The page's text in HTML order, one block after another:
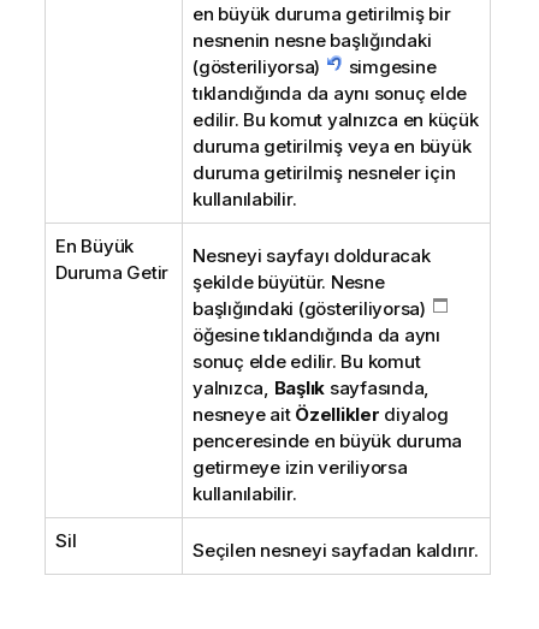
en büyük duruma getirilmiş bir
nesnenin nesne başlığındaki
(gösteriliyorsa)
simgesine
tıklandığında da aynı sonuç elde
edilir. Bu komut yalnızca en küçük
duruma getirilmiş veya en büyük
duruma getirilmiş nesneler için
kullanılabilir.
En Büyük
Duruma Getir
Nesneyi sayfayı dolduracak
şekilde büyütür. Nesne
başlığındaki (gösteriliyorsa)
öğesine tıklandığında da aynı
sonuç elde edilir. Bu komut
yalnızca, Başlık sayfasında,
nesneye ait Özellikler diyalog
penceresinde en büyük duruma
getirmeye izin veriliyorsa
kullanılabilir.
Sil Seçilen nesneyi sayfadan kaldırır.